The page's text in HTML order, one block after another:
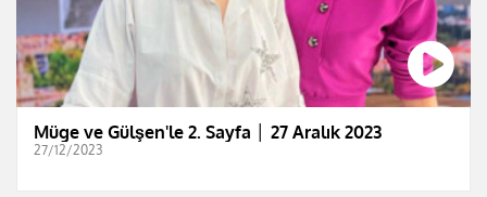
Müge ve Gülşen'le 2. Sayfa │ 27 Aralık 2023
27/12/2023